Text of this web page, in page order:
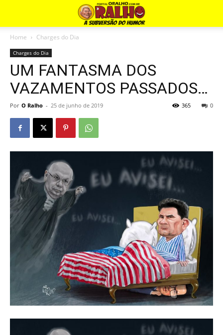
Home Charges do Dia
Charges do Dia
UM FANTASMA DOS
VAZAMENTOS PASSADOS…
Por O Ralho - 25 de junho de 2019 0
365